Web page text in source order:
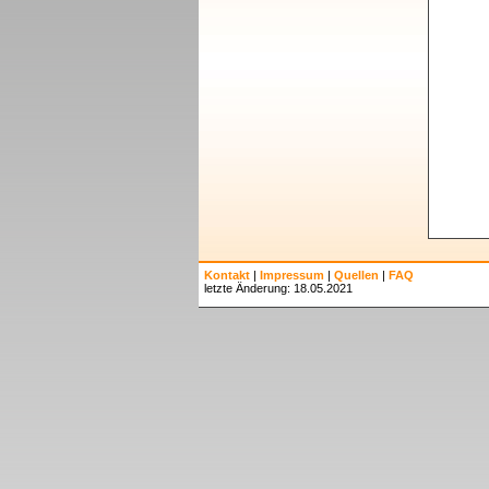
Kontakt | Impressum | Quellen | FAQ
letzte Änderung: 18.05.2021